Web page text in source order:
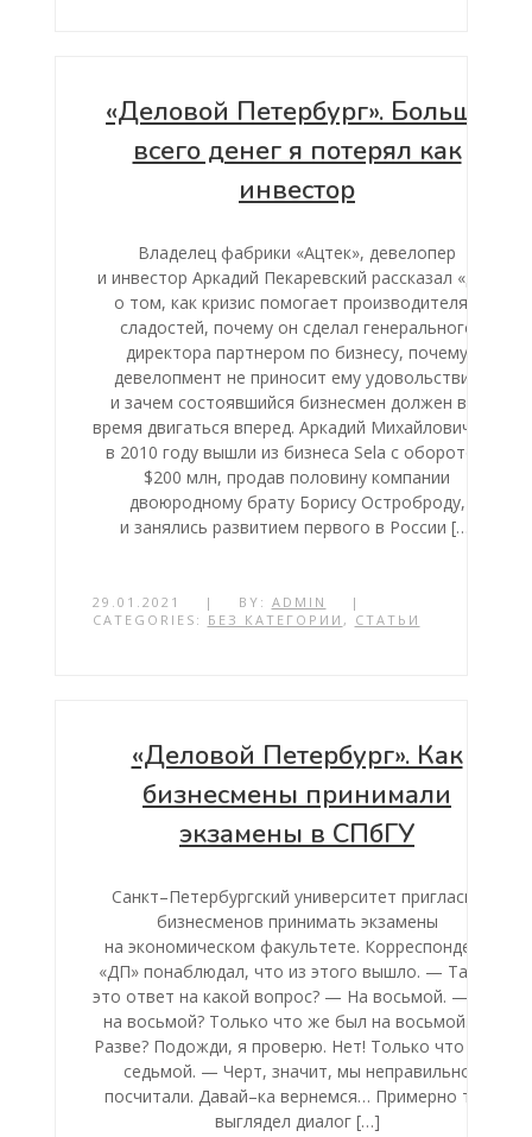
«Деловой Петербург». Больше
всего денег я потерял как
инвестор
Владелец фабрики «Ацтек», девелопер
и инвестор Аркадий Пекаревский рассказал «ДП»
о том, как кризис помогает производителям
сладостей, почему он сделал генерального
директора партнером по бизнесу, почему
девелопмент не приносит ему удовольствия
и зачем состоявшийся бизнесмен должен все
время двигаться вперед. Аркадий Михайлович, вы
в 2010 году вышли из бизнеса Sela с оборотом
$200 млн, продав половину компании
двоюродному брату Борису Остроброду,
и занялись развитием первого в России […]
29.01.2021 | BY: ADMIN
|
CATEGORIES: БЕЗ КАТЕГОРИИ , СТАТЬИ
«Деловой Петербург». Как
бизнесмены принимали
экзамены в СПбГУ
Санкт–Петербургский университет пригласил
бизнесменов принимать экзамены
на экономическом факультете. Корреспондент
«ДП» понаблюдал, что из этого вышло. — Так, а
это ответ на какой вопрос? — На восьмой. — Как
на восьмой? Только что же был на восьмой. —
Разве? Подожди, я проверю. Нет! Только что был
седьмой. — Черт, значит, мы неправильно
посчитали. Давай–ка вернемся… Примерно так
выглядел диалог […]